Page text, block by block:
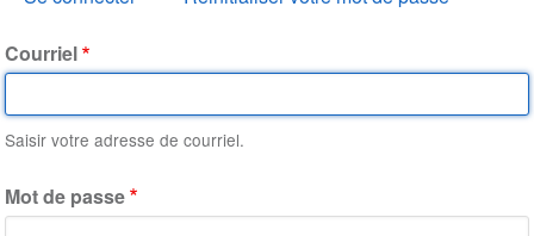
Courriel
Saisir votre adresse de courriel.
Mot de passe